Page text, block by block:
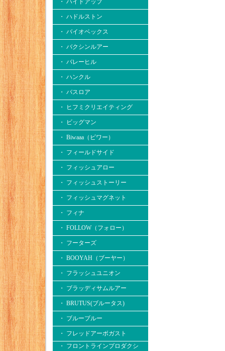
・ ハイドアップ
・ ハドルストン
・ バイオベックス
・ バクシンルアー
・ バレーヒル
・ ハンクル
・ バスロア
・ ヒフミクリエイティング
・ ビッグマン
・ Biwaaa（ビワー）
・ フィールドサイド
・ フィッシュアロー
・ フィッシュストーリー
・ フィッシュマグネット
・ フィナ
・ FOLLOW（フォロー）
・ フーターズ
・ BOOYAH（ブーヤー）
・ フラッシュユニオン
・ ブラッディサムルアー
・ BRUTUS(ブルータス)
・ ブルーブルー
・ フレッドアーボガスト
・ フロントラインプロダクシ